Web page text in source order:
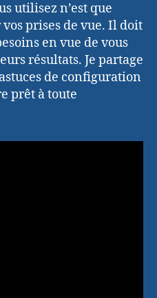
utilisez n’est que
prises de vue. Il doit
en vue de vous
résultats. Je partage
de configuration
prêt à toute